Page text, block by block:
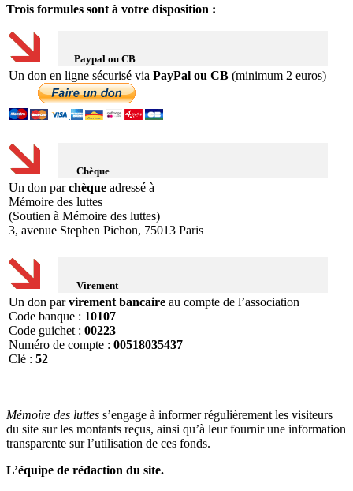
Trois formules sont à votre disposition :
Paypal ou CB
Un don en ligne sécurisé via PayPal ou CB (minimum 2 euros)
Chèque
Un don parchèque adressé à
Mémoire des luttes
(Soutien à Mémoire des luttes)
3, avenue Stephen Pichon, 75013 Paris
Virement
Un don parvirement bancaire au compte de l’association
Code banque : 10107
Code guichet : 00223
Numéro de compte : 00518035437
Clé : 52
Mémoire des luttes s’engage à informer régulièrement les visiteurs
du site sur les montants reçus, ainsi qu’à leur fournir une information
transparente sur l’utilisation de ces fonds.
L’équipe de rédaction du site.